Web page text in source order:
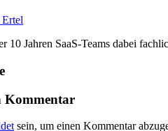
10 Jahren SaaS-Teams dabei
Kommentar
sein, um einen Kommentar